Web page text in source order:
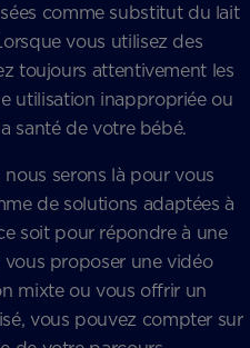
comme substitut du lait
vous utilisez des
toujours attentivement les
utilisation inappropriée ou
santé de votre bébé.
serons là pour vous
de solutions adaptées à
soit pour répondre à une
vous proposer une vidéo
mixte ou vous offrir un
vous pouvez compter sur